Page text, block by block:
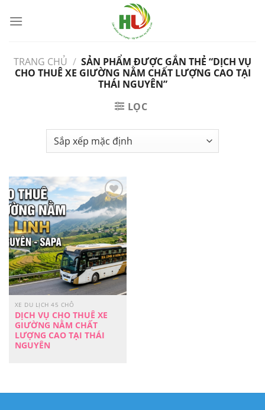
qua
TRANG CHỦ / SẢN PHẨM ĐƯỢC GẮN THẺ “DỊCH VỤ
CHO THUÊ XE GIƯỜNG NẰM CHẤT LƯỢNG CAO TẠI
THÁI NGUYÊN”
LỌC
Yêu
Thích
XE DU LỊCH 45 CHỖ
DỊCH VỤ CHO THUÊ XE
GIƯỜNG NẰM CHẤT
LƯỢNG CAO TẠI THÁI
NGUYÊN